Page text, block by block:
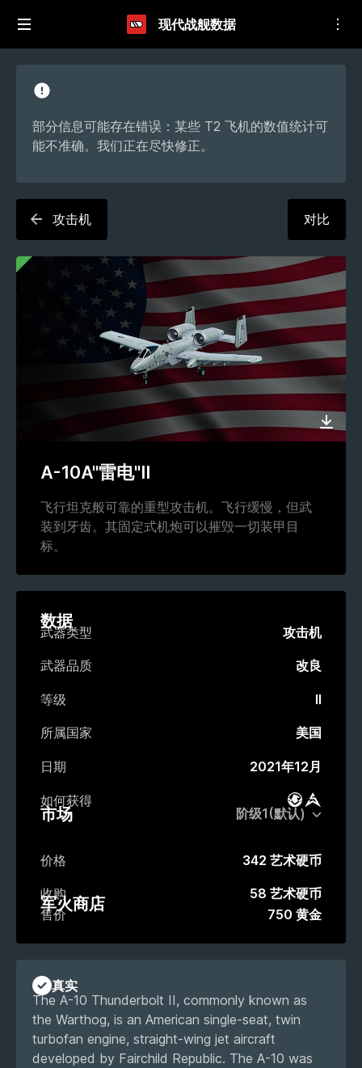
现代战舰数据
部分信息可能存在错误：某些 T2 飞机的数值统计可
能不准确。我们正在尽快修正。
攻击机 对比
A-10A"雷电"II
飞行坦克般可靠的重型攻击机。飞行缓慢，但武
装到牙齿。其固定式机炮可以摧毁一切装甲目
标。
数据
武器类型 攻击机
武器品质 改良
等级 II
所属国家 美国
日期 2021年12月
如何获得 战斗通行证
市场
市场
价格 342 艺术硬币
收购 58 艺术硬币
军火商店
售价 750 黄金
真实
The A-10 Thunderbolt II, commonly known as
the Warthog, is an American single-seat, twin
turbofan engine, straight-wing jet aircraft
developed by Fairchild Republic. The A-10 was